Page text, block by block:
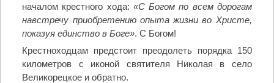
началом крестного хода: «С Богом по всем дорогам
навстречу приобретению опыта жизни во Христе,
показуя единство в Боге». С Богом!
Крестноходцам предстоит преодолеть порядка 150
километров с иконой святителя Николая в село
Великорецкое и обратно.